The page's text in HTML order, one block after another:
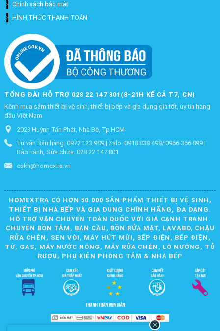
Chính sách bảo mật
HÌNH THỨC THANH TOÁN
TỔNG ĐÀI HỖ TRỢ 028 22 147 801(8-21H KỂ CẢ T7, CN)
Kênh mua sắm thiết bị vệ sinh, thiết bị bếp và gia dụng giá tốt, uy tín hàng
đầu Việt Nam
2023 Huỳnh Tấn Phát, Nhà Bè, Tp.HCM
Tư vấn Bán hàng: 0972 123 989 | Zalo: 0918 838 498/ 0966 366 899 |
Bảo hành, Sửa chữa: 028 22 147 801
cskh@homextra.vn
HOMEXTRA CÓ HƠN 50.000 SẢN PHẨM THIẾT BỊ VỆ SINH,
THIẾT BỊ NHÀ BẾP VÀ GIA DỤNG CHÍNH HÃNG, ĐA DẠNG.
HỖ TRỢ VẬN CHUYỂN TOÀN QUỐC VỚI GIÁ CẠNH TRANH.
CHUYÊN BỒN TẮM, BÀN CẦU, BỒN RỬA MẶT, LAVABO, CHẬU
RỬA CHÉN, SEN VÒI, MÁY HÚT MÙI, BẾP ĐIỆN, BẾP ĐIỆN,
TỪ, GAS, MÁY NƯỚC NÓNG, MÁY RỬA CHÉN, LÒ NƯỚNG, TỦ
RƯỢU, PHỤ KIỆN PHÒNG TẮM & NHÀ BẾP